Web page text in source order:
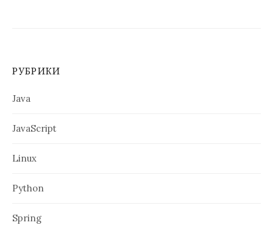
РУБРИКИ
Java
JavaScript
Linux
Python
Spring